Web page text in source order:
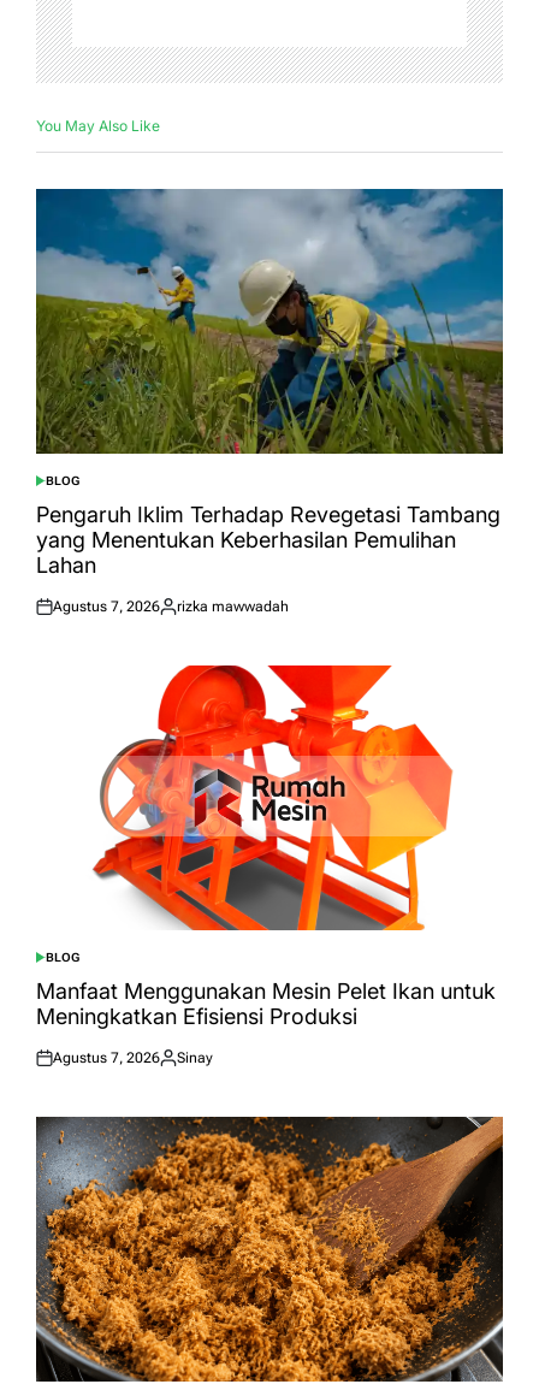
You May Also Like
POSTED
IN
BLOG
Pengaruh Iklim Terhadap Revegetasi Tambang
yang Menentukan Keberhasilan Pemulihan
Lahan
Posted
Agustus 7, 2026
Posted
rizka mawwadah
POSTED
IN
BLOG
Manfaat Menggunakan Mesin Pelet Ikan untuk
Meningkatkan Efisiensi Produksi
Posted
Agustus 7, 2026
Posted
Sinay